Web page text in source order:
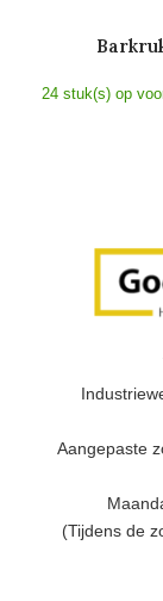
24 stuk(s) op
Aangepaste
(Tijdens de